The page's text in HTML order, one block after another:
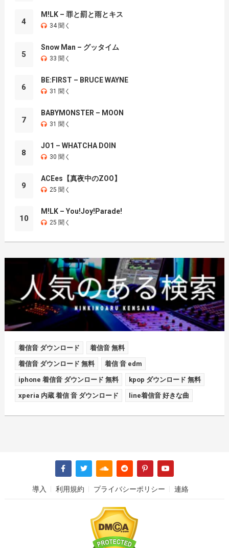
4
M!LK – 罪と罰と雨とキス
34 聞く
5
Snow Man – グッタイム
33 聞く
6
BE:FIRST – BRUCE WAYNE
31 聞く
7
BABYMONSTER – MOON
31 聞く
8
JO1 – WHATCHA DOIN
30 聞く
9
ACEes【真夜中のZOO】
25 聞く
10
M!LK – You!Joy!Parade!
25 聞く
着信音 ダウンロード 着信音 無料
着信音 ダウンロード 無料 着信 音 edm
iphone 着信音 ダウンロード 無料 kpop ダウンロード 無料
xperia 内蔵 着信 音 ダウンロード line着信音 好きな曲
導入 利用規約 プライバシーポリシー 連絡